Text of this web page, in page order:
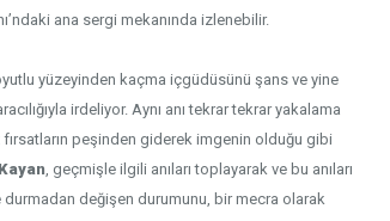
ana sergi mekanında izlenebilir.
yüzeyinden kaçma içgüdüsünü şans ve yine
irdeliyor. Aynı anı tekrar tekrar yakalama
peşinden giderek imgenin olduğu gibi
Kayan, geçmişle ilgili anıları toplayarak ve bu anıları
değişen durumunu, bir mecra olarak